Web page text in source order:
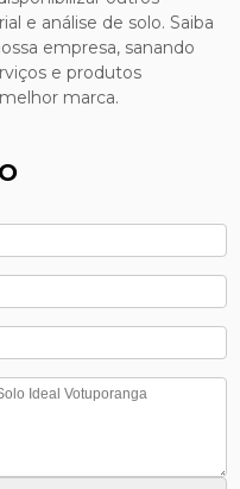
e análise de solo. Saiba
empresa, sanando
e produtos
marca.